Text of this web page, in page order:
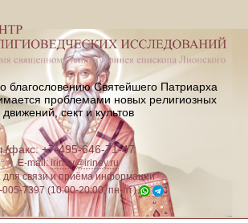
благословению Святейшего Патриарха
проблемами новых религиозных
движений, сект и культов
факс: +7-495-646-71-47
E-mail:iriney@iriney.ru
для связи и приёма информации
005-7397 (10:00-20:00, пн-пт)